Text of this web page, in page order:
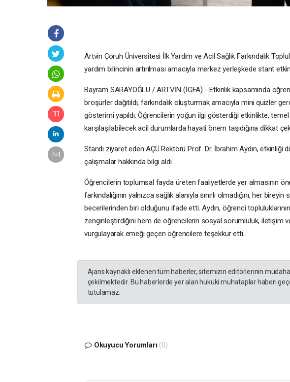
Artvin Çoruh Üniversitesi İlk Yardım ve Acil Sağlık Farkındalık
yardım bilincinin artırılması amacıyla merkez yerleşkede stant
Bayram SARAYOĞLU / ARTVİN (İGFA) - Etkinlik kapsamında
broşürler dağıtıldı, farkındalık oluşturmak amacıyla mini quizler
gösterimi yapıldı. Öğrencilerin yoğun ilgi gösterdiği etkinlikte,
karşılaşılabilecek acil durumlarda hayati önem taşıdığına dikkat
Standı ziyaret eden AÇÜ Rektörü Prof. Dr. İbrahim Aydın, etkinliği
çalışmalar hakkında bilgi aldı.
Öğrencilerin toplumsal fayda üreten faaliyetlerde yer almasının
farkındalığının yalnızca sağlık alanıyla sınırlı olmadığını, her
becerilerinden biri olduğunu ifade etti. Aydın, öğrenci
zenginleştirdiğini hem de öğrencilerin sosyal sorumluluk, iletişim
vurgulayarak emeği geçen öğrencilere teşekkür etti.
Ajans kaynaklı eklenen tüm haberler, sitemizin editörlerinin
çekilmektedir. Bu haberlerde yer alan hukuki muhataplar haberi
tutulamaz.
Okuyucu Yorumları (0)